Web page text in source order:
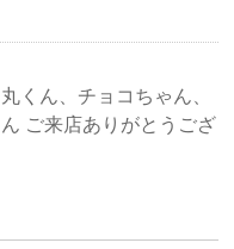
くん、チョコちゃん、
ご来店ありがとうござ